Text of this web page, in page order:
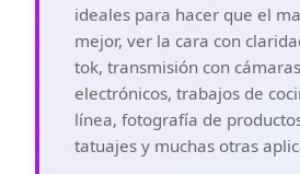
ideales para hacer que el
mejor, ver la cara con
tok, transmisión con
electrónicos, trabajos de
línea, fotografía de
tatuajes y muchas otras